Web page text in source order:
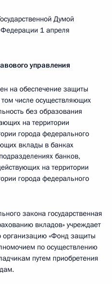
Думой
1 апреля
управления
на обеспечение защиты
числе осуществляющих
без образования
на территории
города федерального
вклады в банках
банков,
на территории
города федерального
закона государственная
вкладов» учреждает
«Фонд защиты
по осуществлению
путем приобретения